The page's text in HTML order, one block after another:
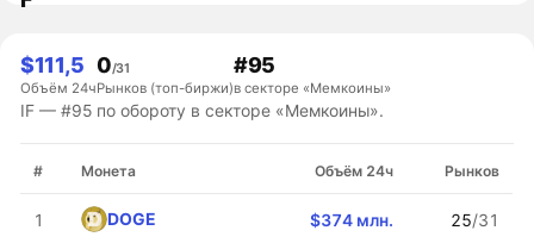
$111,5
Объём 24ч
0/31
Рынков (топ-биржи)
#95
в секторе «Мемкоины»
IF — #95 по обороту в секторе «Мемкоины».
# Монета Объём 24ч Рынков
1 DOGE $374 млн. 25/31